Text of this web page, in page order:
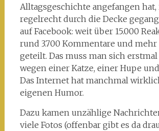
Alltagsgeschichte angefangen hat,
regelrecht durch die Decke
auf Facebook: weit über 15.000
rund 3.700 Kommentare und mehr
geteilt. Das muss man sich
wegen einer Katze, einer Hupe
Das Internet hat manchmal
eigenen Humor.
Dazu kamen unzählige
viele Fotos (offenbar gibt es da